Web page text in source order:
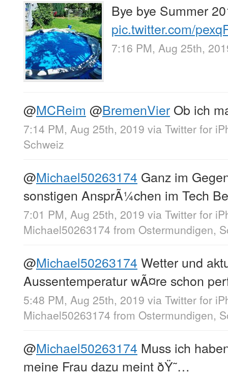
Bye bye Summer
pic.twitter.com/
7:16 PM, Aug 25th,
@MCReim @BremenVier Ob ich
7:14 PM, Aug 25th, 2019 via Twitter for
Schweiz
@Michael50263174 Ganz im
sonstigen AnsprÃ¼chen im Tech
7:01 PM, Aug 25th, 2019 via Twitter for
Michael50263174 from Ostermundigen,
@Michael50263174 Wetter und
Aussentemperatur wÃ¤re schon
5:48 PM, Aug 25th, 2019 via Twitter for
Michael50263174 from Ostermundigen,
@Michael50263174 Muss ich
meine Frau dazu meint ðŸ˜…